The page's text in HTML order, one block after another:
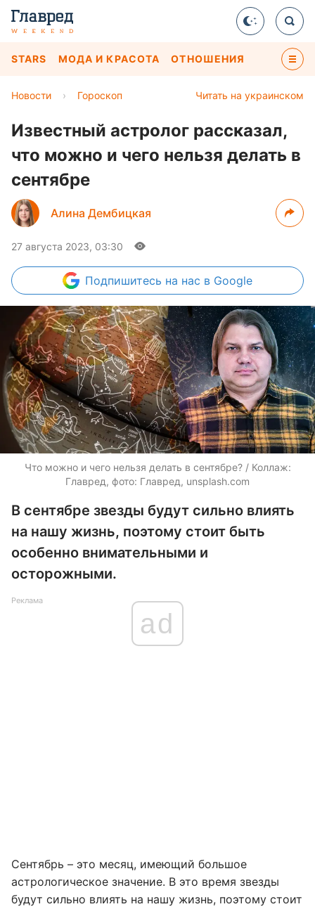
STARS МОДА И КРАСОТА ОТНОШЕНИЯ
Читать на украинском
Новости › Гороскоп
Известный астролог рассказал,
что можно и чего нельзя делать в
сентябре
Алина Дембицкая
27 августа 2023, 03:30
Подпишитесь на нас в Google
Что можно и чего нельзя делать в сентябре? / Коллаж:
Главред, фото: Главред, unsplash.com
В сентябре звезды будут сильно влиять
на нашу жизнь, поэтому стоит быть
особенно внимательными и
осторожными.
Реклама
ad
Сентябрь – это месяц, имеющий большое
астрологическое значение. В это время звезды
будут сильно влиять на нашу жизнь, поэтому стоит